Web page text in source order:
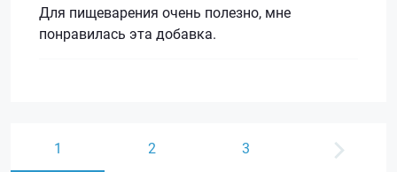
Для пищеварения очень полезно, мне
понравилась эта добавка.
1 2 3